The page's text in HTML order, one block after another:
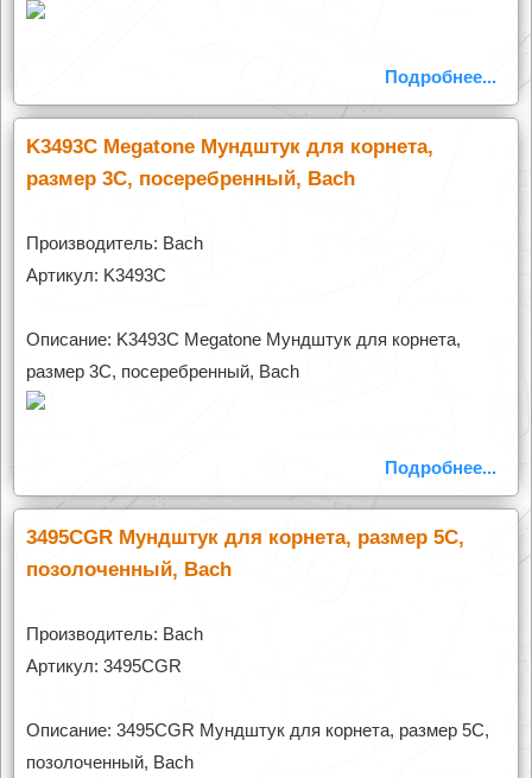
Подробнее...
K3493C Megatone Мундштук для корнета,
размер 3C, посеребренный, Bach
Производитель: Bach
Артикул: K3493C
Описание: K3493C Megatone Мундштук для корнета,
размер 3C, посеребренный, Bach
Подробнее...
3495CGR Мундштук для корнета, размер 5C,
позолоченный, Bach
Производитель: Bach
Артикул: 3495CGR
Описание: 3495CGR Мундштук для корнета, размер 5C,
позолоченный, Bach